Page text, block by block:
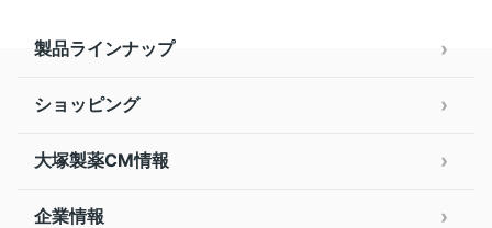
製品ラインナップ
ショッピング
大塚製薬CM情報
企業情報